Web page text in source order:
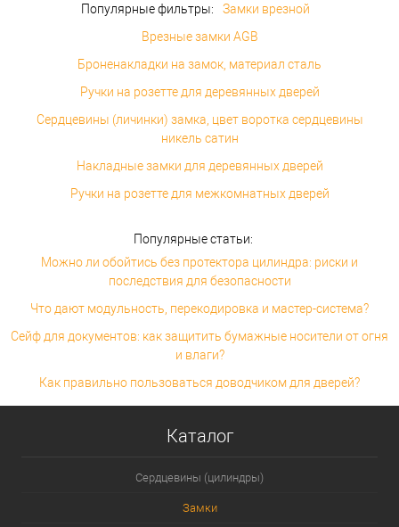
Популярные фильтры:
Замки врезной
Врезные замки AGB
Броненакладки на замок, материал сталь
Ручки на розетте для деревянных дверей
Сердцевины (личинки) замка, цвет воротка сердцевины
никель сатин
Накладные замки для деревянных дверей
Ручки на розетте для межкомнатных дверей
Популярные статьи:
Можно ли обойтись без протектора цилиндра: риски и
последствия для безопасности
Что дают модульность, перекодировка и мастер-система?
Сейф для документов: как защитить бумажные носители от огня
и влаги?
Как правильно пользоваться доводчиком для дверей?
Каталог
Сердцевины (цилиндры)
Замки